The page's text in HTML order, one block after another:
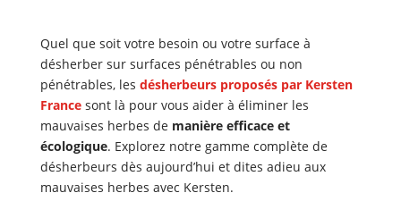
Quel que soit votre besoin ou votre surface à
désherber sur surfaces pénétrables ou non
pénétrables, les désherbeurs proposés par Kersten
Francesont là pour vous aider à éliminer les
mauvaises herbes de manière efficace et
écologique. Explorez notre gamme complète de
désherbeurs dès aujourd’hui et dites adieu aux
mauvaises herbes avec Kersten.